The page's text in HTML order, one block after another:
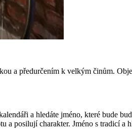
a předurčením k velkým činům.
a hledáte jméno, které bude
a posilují charakter. Jméno s tradicí a